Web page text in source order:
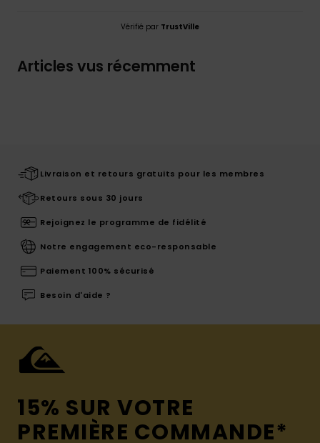
Vérifié par TrustVille
Articles vus récemment
Livraison et retours gratuits pour les membres
Retours sous 30 jours
Rejoignez le programme de fidélité
Notre engagement eco-responsable
Paiement 100% sécurisé
Besoin d'aide ?
15% SUR VOTRE
PREMIÈRE COMMANDE*